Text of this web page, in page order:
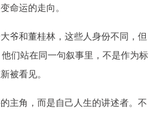
命运的走向。
爷和董桂林，这些人身份不同，但
们站在同一句叙事里，不是作为标
被看见。
主角，而是自己人生的讲述者。不